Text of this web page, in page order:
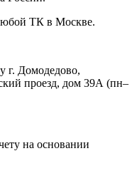
ТК в Москве.
г. Домодедово,
проезд, дом 39А (пн–
на основании